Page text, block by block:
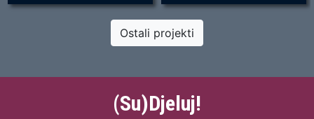
Ostali projekti
(Su)Djeluj!